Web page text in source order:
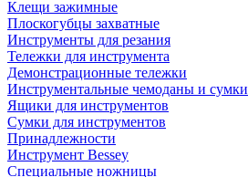
Клещи зажимные
Плоскогубцы захватные
Инструменты для резания
Тележки для инструмента
Демонстрационные тележки
Инструментальные чемоданы и сумки
Ящики для инструментов
Сумки для инструментов
Принадлежности
Инструмент Bessey
Специальные ножницы